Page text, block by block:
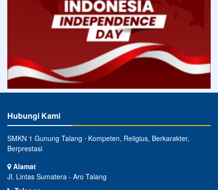
Hubungi Kami
SMKN 1 Gunung Talang ⋅ Kompeten, Religius, Berkarakter,
Berprestasi
Alamat
Jl. Lintas Sumatera - Aro Talang